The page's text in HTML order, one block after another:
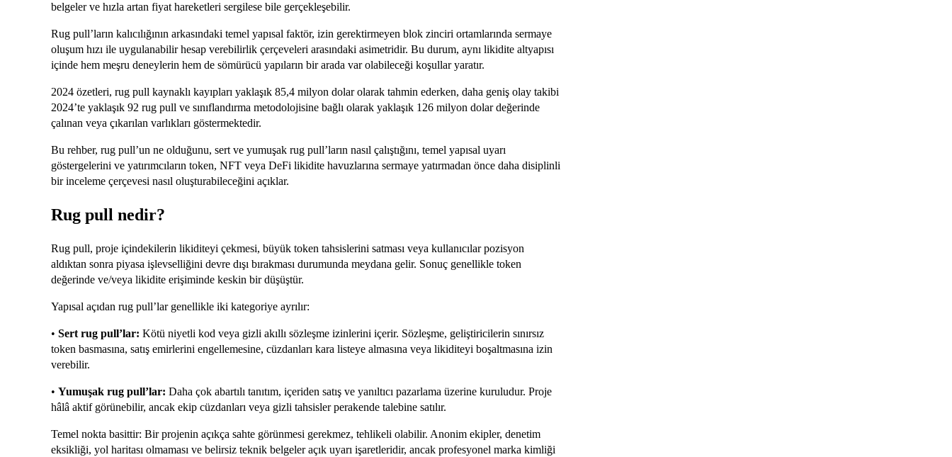
belgeler ve hızla artan fiyat hareketleri sergilese bile gerçekleşebilir.
Rug pull’ların kalıcılığının arkasındaki temel yapısal faktör, izin gerektirmeyen blok zinciri ortamlarında sermaye
oluşum hızı ile uygulanabilir hesap verebilirlik çerçeveleri arasındaki asimetridir. Bu durum, aynı likidite altyapısı
içinde hem meşru deneylerin hem de sömürücü yapıların bir arada var olabileceği koşullar yaratır.
2024 özetleri, rug pull kaynaklı kayıpları yaklaşık 85,4 milyon dolar olarak tahmin ederken, daha geniş olay takibi
2024’te yaklaşık 92 rug pull ve sınıflandırma metodolojisine bağlı olarak yaklaşık 126 milyon dolar değerinde
çalınan veya çıkarılan varlıkları göstermektedir.
Bu rehber, rug pull’un ne olduğunu, sert ve yumuşak rug pull’ların nasıl çalıştığını, temel yapısal uyarı
göstergelerini ve yatırımcıların token, NFT veya DeFi likidite havuzlarına sermaye yatırmadan önce daha disiplinli
bir inceleme çerçevesi nasıl oluşturabileceğini açıklar.
Rug pull nedir?
Rug pull, proje içindekilerin likiditeyi çekmesi, büyük token tahsislerini satması veya kullanıcılar pozisyon
aldıktan sonra piyasa işlevselliğini devre dışı bırakması durumunda meydana gelir. Sonuç genellikle token
değerinde ve/veya likidite erişiminde keskin bir düşüştür.
Yapısal açıdan rug pull’lar genellikle iki kategoriye ayrılır:
• Sert rug pull’lar: Kötü niyetli kod veya gizli akıllı sözleşme izinlerini içerir. Sözleşme, geliştiricilerin sınırsız
token basmasına, satış emirlerini engellemesine, cüzdanları kara listeye almasına veya likiditeyi boşaltmasına izin
verebilir.
• Yumuşak rug pull’lar: Daha çok abartılı tanıtım, içeriden satış ve yanıltıcı pazarlama üzerine kuruludur. Proje
hâlâ aktif görünebilir, ancak ekip cüzdanları veya gizli tahsisler perakende talebine satılır.
Temel nokta basittir: Bir projenin açıkça sahte görünmesi gerekmez, tehlikeli olabilir. Anonim ekipler, denetim
eksikliği, yol haritası olmaması ve belirsiz teknik belgeler açık uyarı işaretleridir, ancak profesyonel marka kimliği